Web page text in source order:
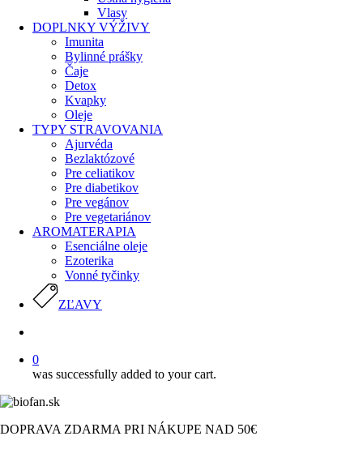
Vlasy
DOPLNKY VÝŽIVY
Imunita
Bylinné prášky
Čaje
Detox
Kvapky
Oleje
TYPY STRAVOVANIA
Ajurvéda
Bezlaktózové
Pre celiatikov
Pre diabetikov
Pre vegánov
Pre vegetariánov
AROMATERAPIA
Esenciálne oleje
Ezoterika
Vonné tyčinky
ZĽAVY
0
was successfully added to your cart.
DOPRAVA ZDARMA PRI NÁKUPE NAD 50€